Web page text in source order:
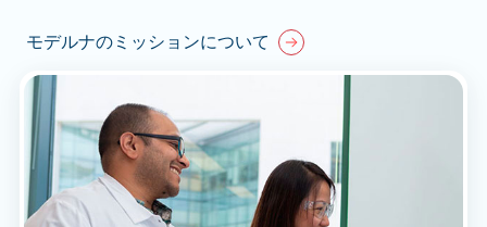
モデルナのミッションについて